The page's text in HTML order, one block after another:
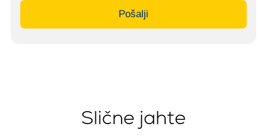
Pošalji
Slične jahte